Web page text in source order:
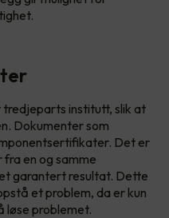
institutt, slik at
Dokumenter som
Det er
en og samme
garantert resultat. Dette
et problem, da er kun
løse problemet.